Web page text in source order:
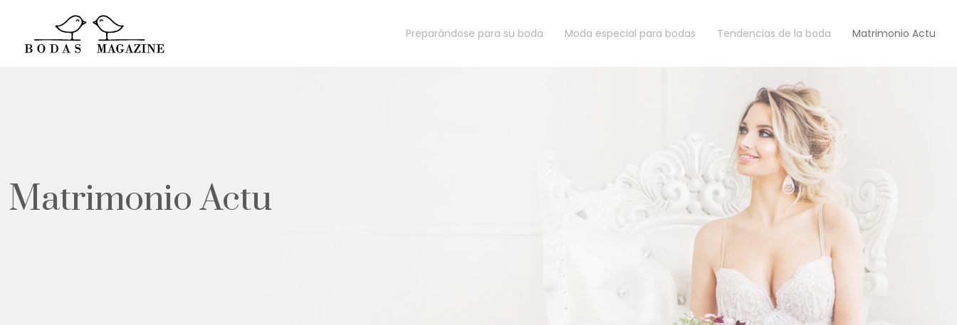
Preparándose para su boda Moda especial para bodas Tendencias de la boda Matrimonio Actu
Matrimonio Actu